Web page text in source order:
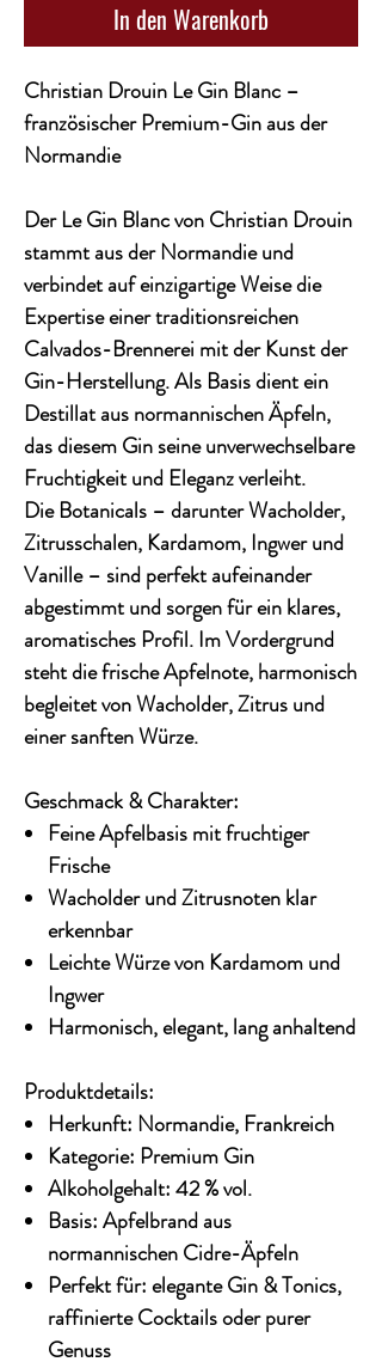
In den Warenkorb
Christian Drouin Le Gin Blanc –
französischer Premium-Gin aus der
Normandie
DerLe Gin Blancvon Christian Drouin
stammt aus der Normandie und
verbindet auf einzigartige Weise die
Expertise einer traditionsreichen
Calvados-Brennerei mit der Kunst der
Gin-Herstellung. Als Basis dient ein
Destillat aus normannischen Äpfeln,
das diesem Gin seine unverwechselbare
Fruchtigkeit und Eleganz verleiht.
Die Botanicals – darunter Wacholder,
Zitrusschalen, Kardamom, Ingwer und
Vanille – sind perfekt aufeinander
abgestimmt und sorgen für ein klares,
aromatisches Profil. Im Vordergrund
steht die frische Apfelnote, harmonisch
begleitet von Wacholder, Zitrus und
einer sanften Würze.
Geschmack & Charakter:
Feine Apfelbasis mit fruchtiger
Frische
Wacholder und Zitrusnoten klar
erkennbar
Leichte Würze von Kardamom und
Ingwer
Harmonisch, elegant, lang anhaltend
Produktdetails:
Herkunft: Normandie, Frankreich
Kategorie: Premium Gin
Alkoholgehalt: 42 % vol.
Basis: Apfelbrand aus
normannischen Cidre-Äpfeln
Perfekt für: elegante Gin & Tonics,
raffinierte Cocktails oder purer
Genuss